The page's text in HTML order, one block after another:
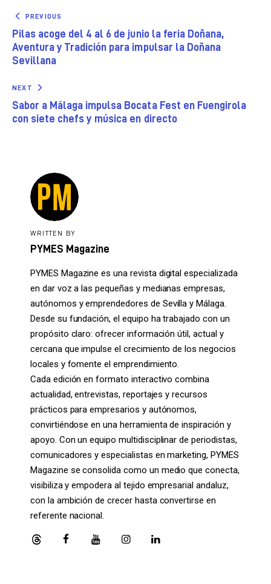
PREVIOUS
Pilas acoge del 4 al 6 de junio la feria Doñana,
Aventura y Tradición para impulsar la Doñana
Sevillana
NEXT
Sabor a Málaga impulsa Bocata Fest en Fuengirola
con siete chefs y música en directo
WRITTEN BY
PYMES Magazine
PYMES Magazine es una revista digital especializada
en dar voz a las pequeñas y medianas empresas,
autónomos y emprendedores de Sevilla y Málaga.
Desde su fundación, el equipo ha trabajado con un
propósito claro: ofrecer información útil, actual y
cercana que impulse el crecimiento de los negocios
locales y fomente el emprendimiento.
Cada edición en formato interactivo combina
actualidad, entrevistas, reportajes y recursos
prácticos para empresarios y autónomos,
convirtiéndose en una herramienta de inspiración y
apoyo. Con un equipo multidisciplinar de periodistas,
comunicadores y especialistas en marketing, PYMES
Magazine se consolida como un medio que conecta,
visibiliza y empodera al tejido empresarial andaluz,
con la ambición de crecer hasta convertirse en
referente nacional.